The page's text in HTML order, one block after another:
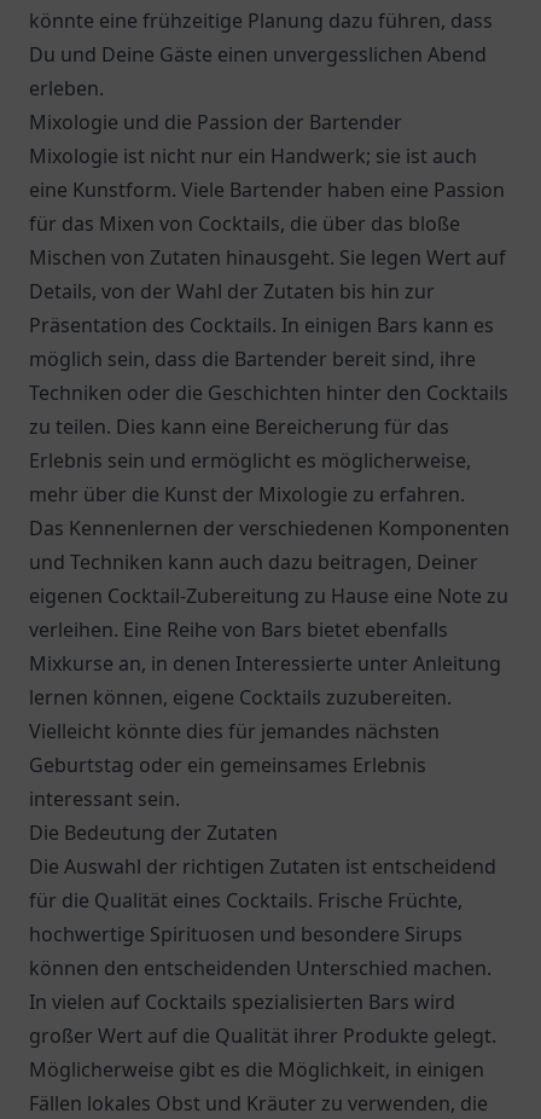
könnte eine frühzeitige Planung dazu führen, dass
Du und Deine Gäste einen unvergesslichen Abend
erleben.
Mixologie und die Passion der Bartender
Mixologie ist nicht nur ein Handwerk; sie ist auch
eine Kunstform. Viele Bartender haben eine Passion
für das Mixen von Cocktails, die über das bloße
Mischen von Zutaten hinausgeht. Sie legen Wert auf
Details, von der Wahl der Zutaten bis hin zur
Präsentation des Cocktails. In einigen Bars kann es
möglich sein, dass die Bartender bereit sind, ihre
Techniken oder die Geschichten hinter den Cocktails
zu teilen. Dies kann eine Bereicherung für das
Erlebnis sein und ermöglicht es möglicherweise,
mehr über die Kunst der Mixologie zu erfahren.
Das Kennenlernen der verschiedenen Komponenten
und Techniken kann auch dazu beitragen, Deiner
eigenen Cocktail-Zubereitung zu Hause eine Note zu
verleihen. Eine Reihe von Bars bietet ebenfalls
Mixkurse an, in denen Interessierte unter Anleitung
lernen können, eigene Cocktails zuzubereiten.
Vielleicht könnte dies für jemandes nächsten
Geburtstag oder ein gemeinsames Erlebnis
interessant sein.
Die Bedeutung der Zutaten
Die Auswahl der richtigen Zutaten ist entscheidend
für die Qualität eines Cocktails. Frische Früchte,
hochwertige Spirituosen und besondere Sirups
können den entscheidenden Unterschied machen.
In vielen auf Cocktails spezialisierten Bars wird
großer Wert auf die Qualität ihrer Produkte gelegt.
Möglicherweise gibt es die Möglichkeit, in einigen
Fällen lokales Obst und Kräuter zu verwenden, die